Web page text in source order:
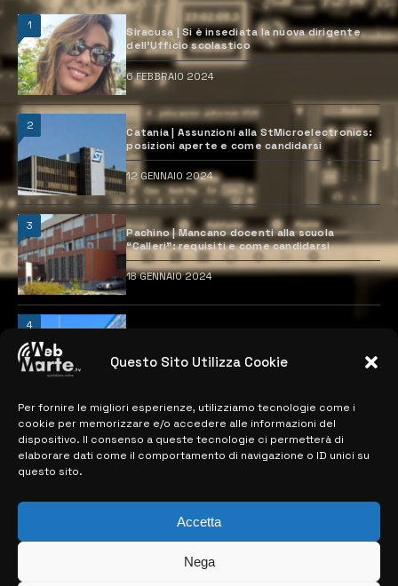
Questo Sito Utilizza Cookie
Per fornire le migliori esperienze, utilizziamo tecnologie come i
cookie per memorizzare e/o accedere alle informazioni del
dispositivo. Il consenso a queste tecnologie ci permetterà di
elaborare dati come il comportamento di navigazione o ID unici su
questo sito.
Accetta
Nega
1
Siracusa | Si è insediata la nuova dirigente
dell’Ufficio scolastico
6 FEBBRAIO 2024
2
Catania | Assunzioni alla StMicroelectronics:
posizioni aperte e come candidarsi
12 GENNAIO 2024
3
Pachino | Mancano docenti alla scuola
“Calleri”: requisiti e come candidarsi
18 GENNAIO 2024
4
previste
MAPPA DEL SITO